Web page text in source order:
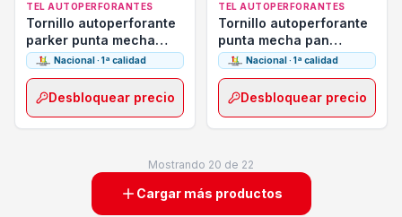
TEL AUTOPERFORANTES
Tornillo autoperforante
parker punta mecha
zincadoNacional · 1ª calidad
Desbloquear precio
TEL AUTOPERFORANTES
Tornillo autoperforante
punta mecha pan
framing zincado
Nacional · 1ª calidad
Desbloquear precio
Mostrando 20 de 22
Cargar más productos